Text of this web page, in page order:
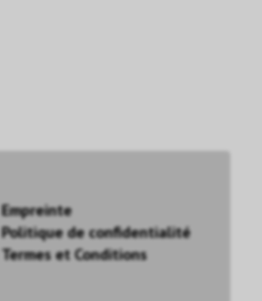
Empreinte
Politique de confidentialité
Termes et Conditions